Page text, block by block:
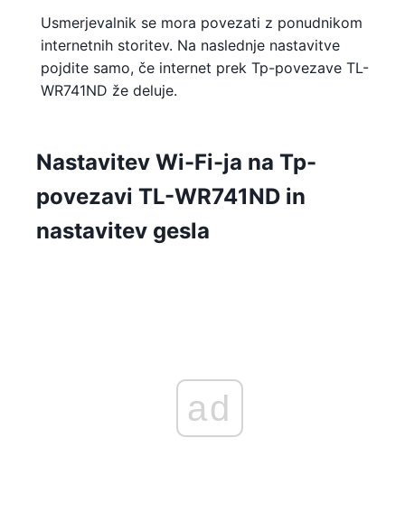
Usmerjevalnik se mora povezati z ponudnikom
internetnih storitev. Na naslednje nastavitve
pojdite samo, če internet prek Tp-povezave TL-
WR741ND že deluje.
Nastavitev Wi-Fi-ja na Tp-
povezavi TL-WR741ND in
nastavitev gesla
ad